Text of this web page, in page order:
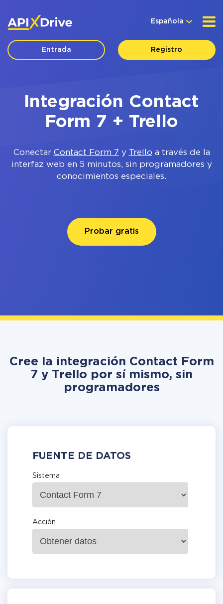
Española
Entrada Registro
Integración Contact
Form 7 + Trello
Conectar Contact Form 7 y Trello a través de la
interfaz web en 5 minutos, sin programadores y
conocimientos especiales.
Probar gratis
Cree la integración Contact Form
7 y Trello por sí mismo, sin
programadores
FUENTE DE DATOS
Sistema
Acción